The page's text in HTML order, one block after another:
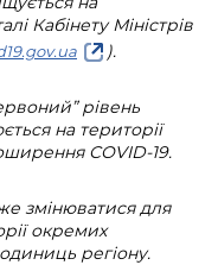
Кабінету Міністрів
).
рівень
на території
COVID-19.
змінюватися для
окремих
регіону.